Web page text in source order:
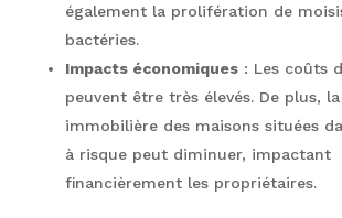
également la prolifération de
bactéries.
Impacts économiques: Les coûts
peuvent être très élevés. De plus,
immobilière des maisons situées
à risque peut diminuer, impactant
financièrement les propriétaires.